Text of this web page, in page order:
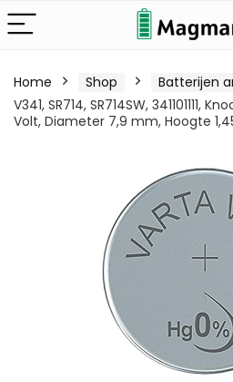
Home Shop Batterijen
V341, SR714, SR714SW, 341101111,
Volt, Diameter 7,9 mm, Hoogte